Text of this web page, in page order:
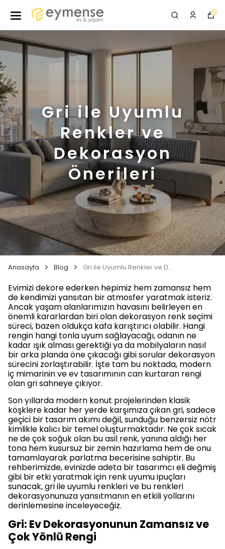
0
Gri ile Uyumlu
Renkler ve
Dekorasyon
Önerileri
Anasayfa Blog Gri ile Uyumlu Renkler ve Dekorasyon Önerileri
Evimizi dekore ederken hepimiz hem zamansız hem
de kendimizi yansıtan bir atmosfer yaratmak isteriz.
Ancak yaşam alanlarımızın havasını belirleyen en
önemli kararlardan biri olan dekorasyon renk seçimi
süreci, bazen oldukça kafa karıştırıcı olabilir. Hangi
rengin hangi tonla uyum sağlayacağı, odanın ne
kadar ışık alması gerektiği ya da mobilyaların nasıl
bir arka planda öne çıkacağı gibi sorular dekorasyon
sürecini zorlaştırabilir. İşte tam bu noktada, modern
iç mimarinin ve ev tasarımının can kurtaran rengi
olan gri sahneye çıkıyor.
Son yıllarda modern konut projelerinden klasik
köşklere kadar her yerde karşımıza çıkan gri, sadece
geçici bir tasarım akımı değil, sunduğu benzersiz nötr
kimlikle kalıcı bir temel oluşturmaktadır. Ne çok sıcak
ne de çok soğuk olan bu asil renk, yanına aldığı her
tona hem kusursuz bir zemin hazırlama hem de onu
tamamlayarak parlatma becerisine sahiptir. Bu
rehberimizde, evinizde adeta bir tasarımcı eli değmiş
gibi bir etki yaratmak için renk uyumu ipuçları
sunacak, gri ile uyumlu renkleri ve bu renkleri
dekorasyonunuza yansıtmanın en etkili yollarını
derinlemesine inceleyeceğiz.
Gri: Ev Dekorasyonunun Zamansız ve
Çok Yönlü Rengi